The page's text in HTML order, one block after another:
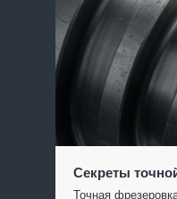
Секреты
Точная